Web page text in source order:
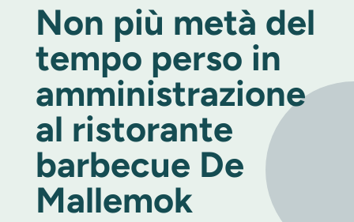
Non più metà del
tempo perso in
amministrazione
al ristorante
barbecue De
Mallemok